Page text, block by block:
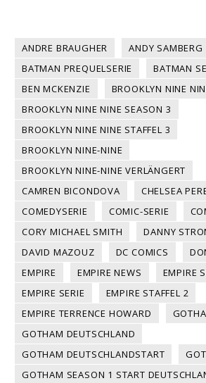
ANDRE BRAUGHER ANDY SAMBERG
BATMAN PREQUELSERIE
BATMAN
BEN MCKENZIE
BROOKLYN NINE
BROOKLYN NINE NINE SEASON 3
BROOKLYN NINE NINE STAFFEL 3
BROOKLYN NINE-NINE
BROOKLYN NINE-NINE VERLÄNGERT
CAMREN BICONDOVA
CHELSEA
COMEDYSERIE
COMIC-SERIE
CORY MICHAEL SMITH
DANNY
DAVID MAZOUZ
DC COMICS
EMPIRE
EMPIRE NEWS
EMPIRE
EMPIRE SERIE
EMPIRE STAFFEL 2
EMPIRE TERRENCE HOWARD
GOTHAM DEUTSCHLAND
GOTHAM DEUTSCHLANDSTART
GOTHAM SEASON 1 START